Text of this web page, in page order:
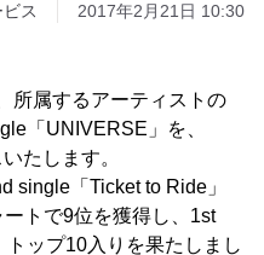
ス 2017年2月21日 10:30
所属するアーティストの
「UNIVERSE」を、
たします。
single「Ticket to Ride」
トで9位を獲得し、1st
ップ10入りを果たしまし